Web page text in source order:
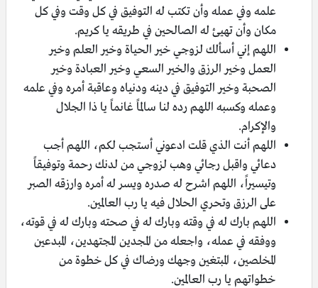
علمه وفي عمله وأن تكتب له التوفيق في كل وقت وفي كل
مكان وأن تهيئ له الصالحين في طريقه يا كريم.
اللهم إني أسألك لزوجي خير الحياة وخير العلم وخير
العمل وخير الرزق والخير السعي وخير العبادة وخير
الصحبة وخير التوفيق في دينه ودنياه وعاقبة أمره وفي علمه
وعمله وكسبه اللهم رده لنا سالماً غانماً يا ذا الجلال
والإكرام.
اللهم أنت الذي قلت ادعوني أستجب لكم، اللهم أجب
دعائي واقبل رجائي وهب لزوجي من لدنك رحمة وتوفيقاً
وتيسيراً، اللهم اشرح له صدره ويسر له أمره وارزقه الصبر
على الرزق وتحري الحلال فيه يا رب العالمين.
اللهم بارك له في وقته وبارك له في صحته وبارك له في قوته،
ووفقه في عمله، واجعله من المجدين المجتهدين، المبدعين
المخلصين، المبتغين وجهك ورضاك في كل خطوة من
خطواتهم يا رب العالمين.